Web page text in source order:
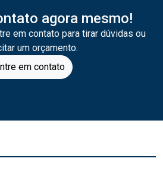
agora mesmo!
em contato para tirar dúvidas ou
um orçamento.
em contato